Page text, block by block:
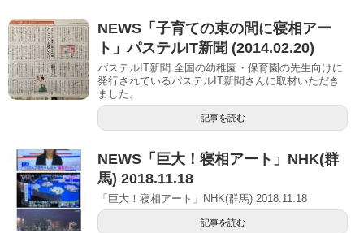
NEWS「子育ての束の間に寝相アー
ト」パステルIT新聞 (2014.02.20)
パステルIT新聞 全国の幼稚園・保育園の先生向けに
発行されているパステルIT新聞さんに取材いただき
ました。
記事を読む
NEWS「巨大！寝相アート」NHK(群
馬) 2018.11.18
「巨大！寝相アート」NHK(群馬) 2018.11.18
記事を読む